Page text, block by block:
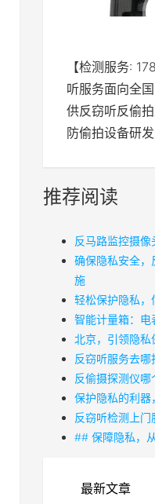
【检测服务:
听服务面向全
供反窃听反偷
防偷拍设备研
推荐阅读
反马路监控摄
确保隐私安全，
施
轻松保护隐私，
智能计量箱：电
北京，引领隐
反窃听服务去
反偷摄探测仪哪
保护隐私的利器
反窃听检测上
## 保障隐私，
最新文章